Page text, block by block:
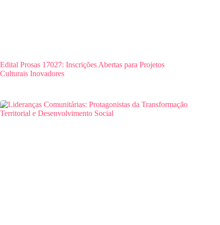
Edital Prosas 17027: Inscrições Abertas para Projetos
Culturais Inovadores